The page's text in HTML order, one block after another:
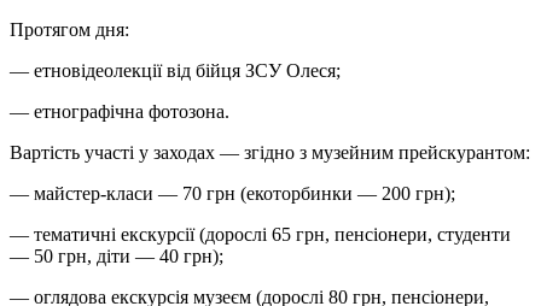
Протягом дня:
— етновідеолекції від бійця ЗСУ Олеся;
— етнографічна фотозона.
Вартість участі у заходах — згідно з музейним прейскурантом:
— майстер-класи — 70 грн (екоторбинки — 200 грн);
— тематичні екскурсії (дорослі 65 грн, пенсіонери, студенти
— 50 грн, діти — 40 грн);
— оглядова екскурсія музеєм (дорослі 80 грн, пенсіонери,